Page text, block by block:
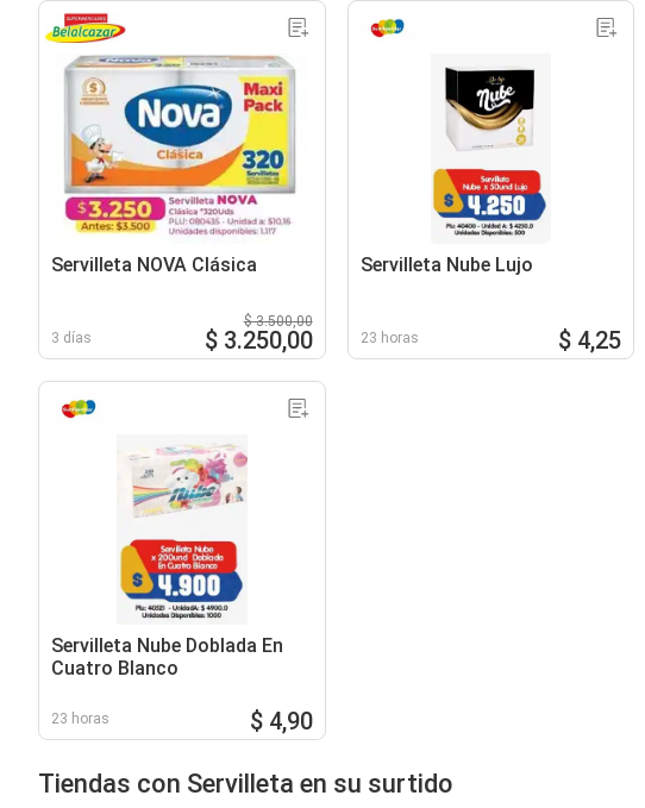
Servilleta NOVA Clásica
3 días
$ 3.500,00
$ 3.250,00
Servilleta Nube Lujo
23 horas $ 4,25
Servilleta Nube Doblada En
Cuatro Blanco
23 horas $ 4,90
Tiendas con Servilleta en su surtido